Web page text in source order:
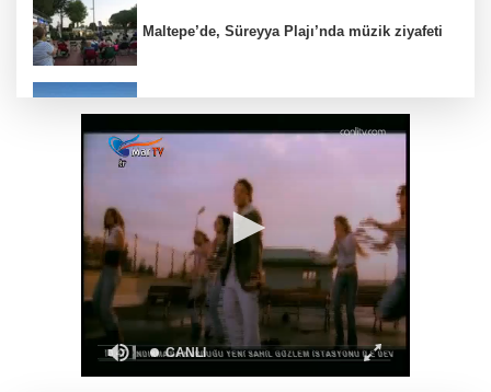
Maltepe’de, Süreyya Plajı’nda müzik ziyafeti
Yeşil-siyahlılar yeni sezonu coşkuyla açtı
İzmir İtfaiyesi’ne 13,5 milyon Euro’luk
teknoloji yatırımı
Konya Bisiklet Festivali’nin açılışı coşkuyla
gerçekleşti